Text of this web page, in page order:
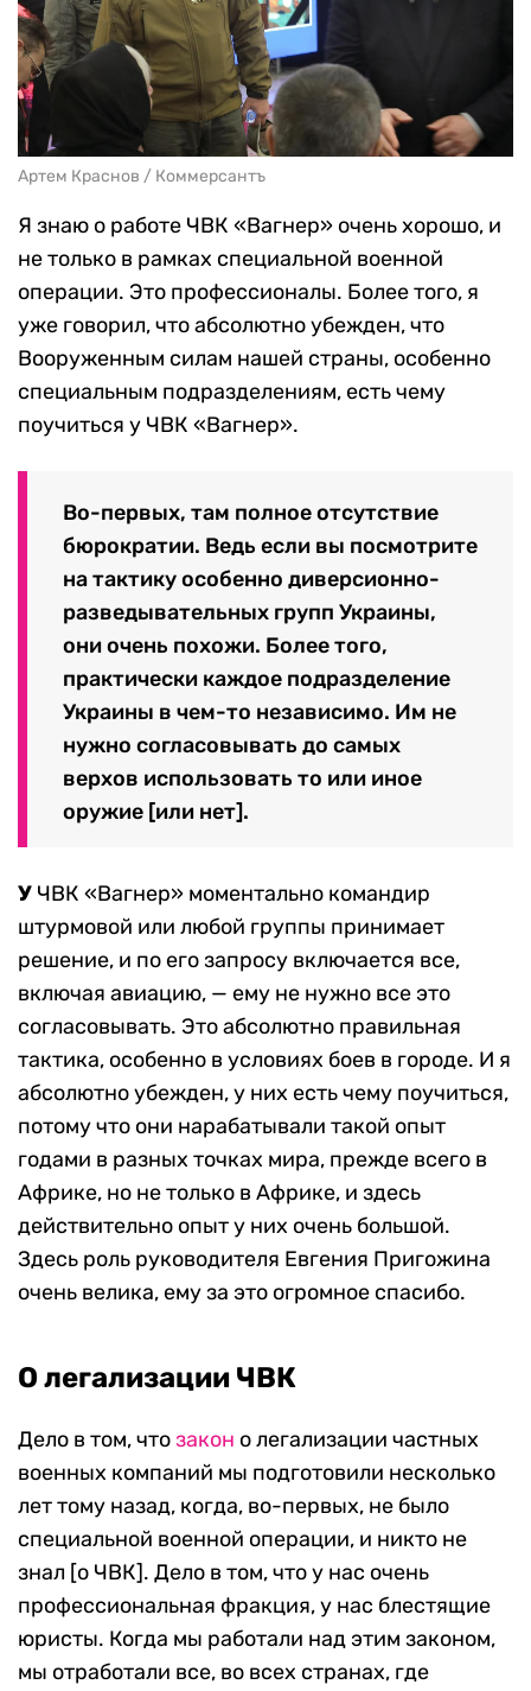
Артем Краснов / Коммерсантъ
Я знаю о работе ЧВК «Вагнер» очень хорошо, и
не только в рамках специальной военной
операции. Это профессионалы. Более того, я
уже говорил, что абсолютно убежден, что
Вооруженным силам нашей страны, особенно
специальным подразделениям, есть чему
поучиться у ЧВК «Вагнер».
Во-первых, там полное отсутствие
бюрократии. Ведь если вы посмотрите
на тактику особенно диверсионно-
разведывательных групп Украины,
они очень похожи. Более того,
практически каждое подразделение
Украины в чем-то независимо. Им не
нужно согласовывать до самых
верхов использовать то или иное
оружие [или нет].
У ЧВК «Вагнер» моментально командир
штурмовой или любой группы принимает
решение, и по его запросу включается все,
включая авиацию, — ему не нужно все это
согласовывать. Это абсолютно правильная
тактика, особенно в условиях боев в городе. И я
абсолютно убежден, у них есть чему поучиться,
потому что они нарабатывали такой опыт
годами в разных точках мира, прежде всего в
Африке, но не только в Африке, и здесь
действительно опыт у них очень большой.
Здесь роль руководителя Евгения Пригожина
очень велика, ему за это огромное спасибо.
О легализации ЧВК
Дело в том, чтозакон о легализации частных
военных компаний мы подготовили несколько
лет тому назад, когда, во-первых, не было
специальной военной операции, и никто не
знал [о ЧВК]. Дело в том, что у нас очень
профессиональная фракция, у нас блестящие
юристы. Когда мы работали над этим законом,
мы отработали все, во всех странах, где